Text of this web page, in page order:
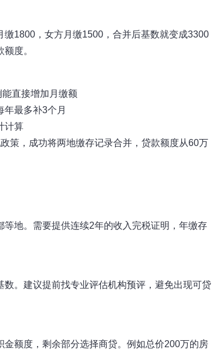
1800，女方月缴1500，合并后基数就变成3300
度。
能直接增加月缴额
年最多补3个月
计算
策，成功将两地缴存记录合并，贷款额度从60万
地。需要提供连续2年的收入完税证明，年缴存
。建议提前找专业评估机构预评，避免出现可贷
额度，剩余部分选择商贷。例如总价200万的房